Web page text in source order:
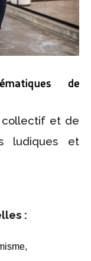
de
collectif et de
ludiques et
: